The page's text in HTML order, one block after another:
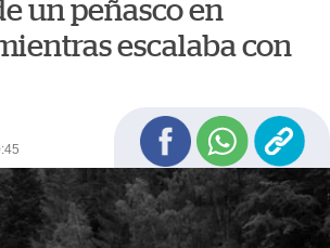
un peñasco en
escalaba con